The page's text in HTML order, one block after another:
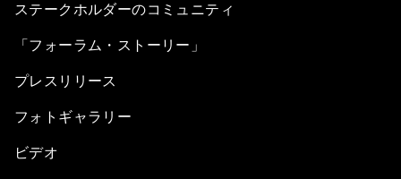
ステークホルダーのコミュニティ
「フォーラム・ストーリー」
プレスリリース
フォトギャラリー
ビデオ